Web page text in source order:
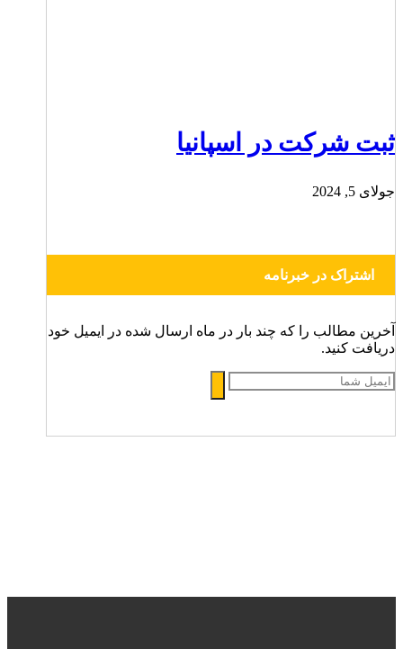
ثبت شرکت در اسپانیا
جولای 5, 2024
اشتراک در خبرنامه
آخرین مطالب را که چند بار در ماه ارسال شده در ایمیل خود
دریافت کنید.